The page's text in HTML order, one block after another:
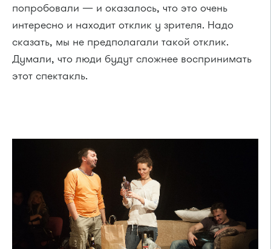
попробовали — и оказалось, что это очень
интересно и находит отклик у зрителя. Надо
сказать, мы не предполагали такой отклик.
Думали, что люди будут сложнее воспринимать
этот спектакль.